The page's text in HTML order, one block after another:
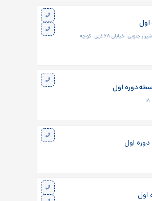
اول
اتوبان کردستان، روبروی ساختمان های آ-اس-پ، نبش شیراز جنوبی، خیابان ۶۸ غربی، کوچه
دوره اول
اول
اول